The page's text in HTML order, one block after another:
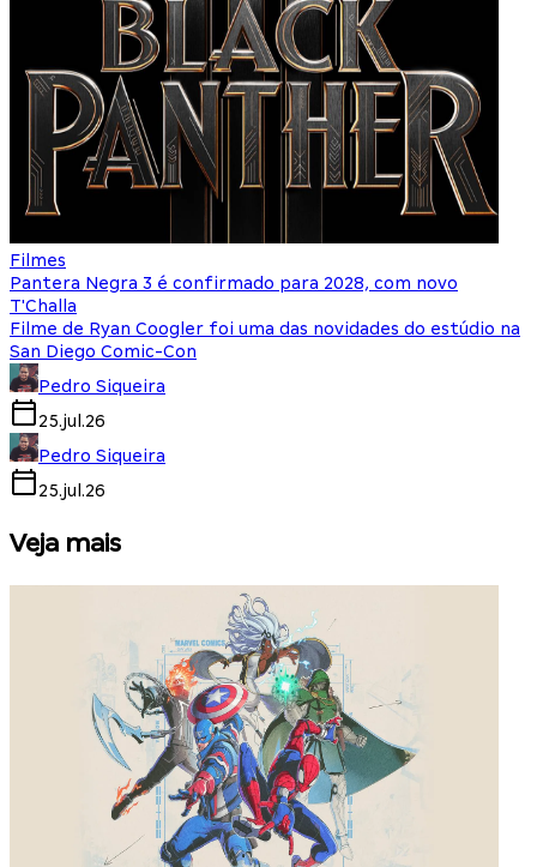
Filmes
Pantera Negra 3 é confirmado para 2028, com novo
T'Challa
Filme de Ryan Coogler foi uma das novidades do estúdio na
San Diego Comic-Con
Pedro Siqueira
25.jul.26
Pedro Siqueira
25.jul.26
Veja mais